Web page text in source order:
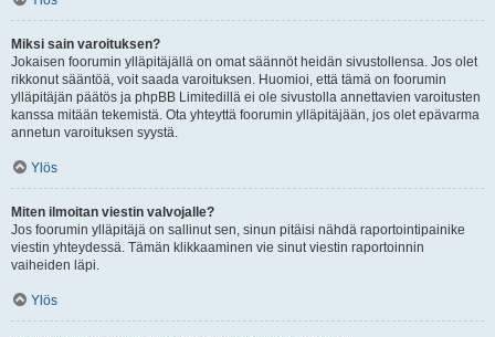
Miksi sain varoituksen?
Jokaisen foorumin ylläpitäjällä on omat säännöt heidän sivustollensa. Jos olet
rikkonut sääntöä, voit saada varoituksen. Huomioi, että tämä on foorumin
ylläpitäjän päätös ja phpBB Limitedillä ei ole sivustolla annettavien varoitusten
kanssa mitään tekemistä. Ota yhteyttä foorumin ylläpitäjään, jos olet epävarma
annetun varoituksen syystä.
Ylös
Miten ilmoitan viestin valvojalle?
Jos foorumin ylläpitäjä on sallinut sen, sinun pitäisi nähdä raportointipainike
viestin yhteydessä. Tämän klikkaaminen vie sinut viestin raportoinnin
vaiheiden läpi.
Ylös